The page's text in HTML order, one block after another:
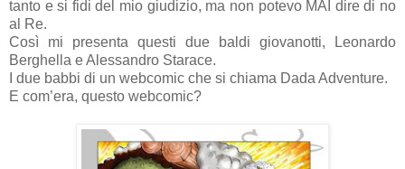
tanto e si fidi del mio giudizio, ma non potevo MAI dire di no
al Re.
Così mi presenta questi due baldi giovanotti, Leonardo
Berghella e Alessandro Starace.
I due babbi di un webcomic che si chiama Dada Adventure.
E com’era, questo webcomic?